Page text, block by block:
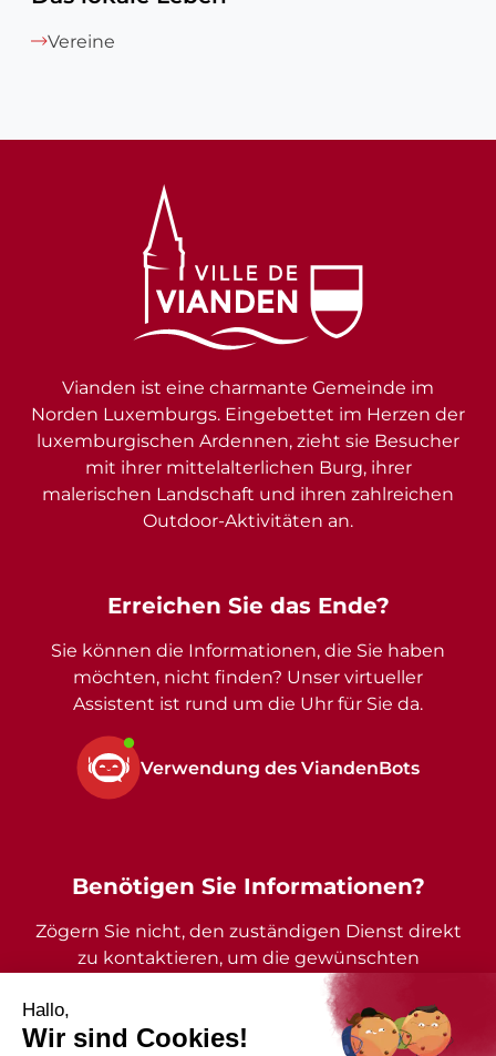
Vereine
Erreichen Sie das Ende?
Sie können die Informationen, die Sie haben
möchten, nicht finden? Unser virtueller
Assistent ist rund um die Uhr für Sie da.
Verwendung des ViandenBots
Vianden ist eine charmante Gemeinde im
Norden Luxemburgs. Eingebettet im Herzen der
luxemburgischen Ardennen, zieht sie Besucher
mit ihrer mittelalterlichen Burg, ihrer
malerischen Landschaft und ihren zahlreichen
Outdoor-Aktivitäten an.
Benötigen Sie Informationen?
Zögern Sie nicht, den zuständigen Dienst direkt
zu kontaktieren, um die gewünschten
Auskünfte zu erhalten.